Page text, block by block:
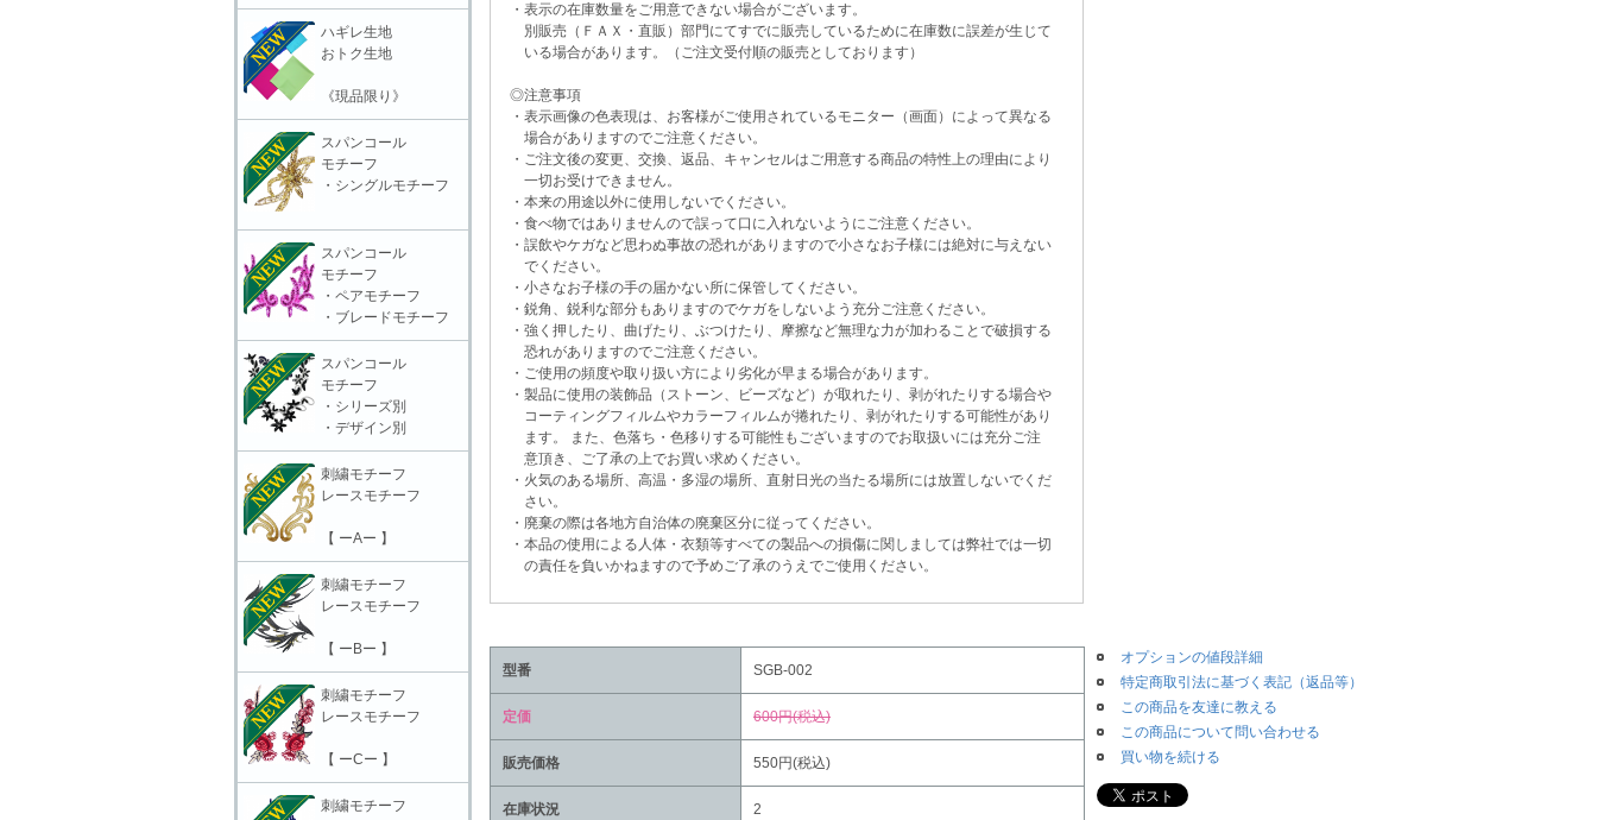
・表示の在庫数量をご用意できない場合がございます。
別販売（ＦＡＸ・直販）部門にてすでに販売しているために在庫数に誤差が生じて
いる場合があります。（ご注文受付順の販売としております）
◎注意事項
・表示画像の色表現は、お客様がご使用されているモニター（画面）によって異なる
場合がありますのでご注意ください。
・ご注文後の変更、交換、返品、キャンセルはご用意する商品の特性上の理由により
一切お受けできません。
・本来の用途以外に使用しないでください。
・食べ物ではありませんので誤って口に入れないようにご注意ください。
・誤飲やケガなど思わぬ事故の恐れがありますので小さなお子様には絶対に与えない
でください。
・小さなお子様の手の届かない所に保管してください。
・鋭角、鋭利な部分もありますのでケガをしないよう充分ご注意ください。
・強く押したり、曲げたり、ぶつけたり、摩擦など無理な力が加わることで破損する
恐れがありますのでご注意ください。
・ご使用の頻度や取り扱い方により劣化が早まる場合があります。
・製品に使用の装飾品（ストーン、ビーズなど）が取れたり、剥がれたりする場合や
コーティングフィルムやカラーフィルムが捲れたり、剥がれたりする可能性があり
ます。 また、色落ち・色移りする可能性もございますのでお取扱いには充分ご注
意頂き、ご了承の上でお買い求めください。
・火気のある場所、高温・多湿の場所、直射日光の当たる場所には放置しないでくだ
さい。
・廃棄の際は各地方自治体の廃棄区分に従ってください。
・本品の使用による人体・衣類等すべての製品への損傷に関しましては弊社では一切
の責任を負いかねますので予めご了承のうえでご使用ください。
型番 SGB-002
定価 600円(税込)
販売価格 550円(税込)
在庫状況 2
オプションの値段詳細
特定商取引法に基づく表記（返品等）
この商品を友達に教える
この商品について問い合わせる
買い物を続ける
ハギレ生地
おトク生地
《現品限り》
スパンコール
モチーフ
・シングルモチーフ
スパンコール
モチーフ
・ペアモチーフ
・ブレードモチーフ
スパンコール
モチーフ
・シリーズ別
・デザイン別
刺繍モチーフ
レースモチーフ
【 ーAー 】
刺繍モチーフ
レースモチーフ
【 ーBー 】
刺繍モチーフ
レースモチーフ
【 ーCー 】
刺繍モチーフ